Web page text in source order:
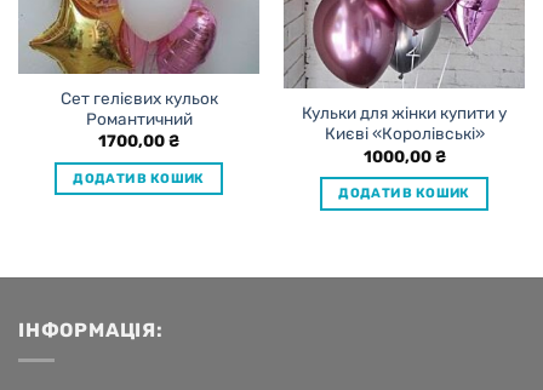
Сет гелієвих кульок
Романтичний
1700,00₴
ДОДАТИ В КОШИК
Кульки для жінки купити у
Києві «Королівські»
1000,00₴
ДОДАТИ В КОШИК
ІНФОРМАЦІЯ: